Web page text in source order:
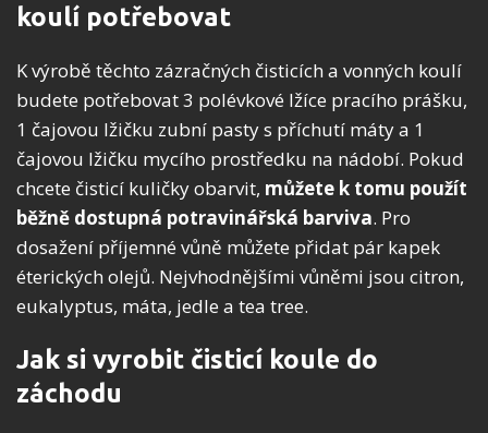
koulí potřebovat
K výrobě těchto zázračných čisticích a vonných koulí
budete potřebovat 3 polévkové lžíce pracího prášku,
1 čajovou lžičku zubní pasty s příchutí máty a 1
čajovou lžičku mycího prostředku na nádobí. Pokud
chcete čisticí kuličky obarvit, můžete k tomu použít
běžně dostupná potravinářská barviva. Pro
dosažení příjemné vůně můžete přidat pár kapek
éterických olejů. Nejvhodnějšími vůněmi jsou citron,
eukalyptus, máta, jedle a tea tree.
Jak si vyrobit čisticí koule do
záchodu